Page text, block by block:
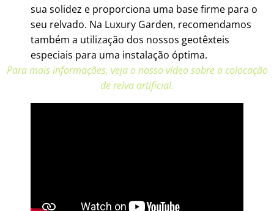
sua solidez e proporciona uma base firme para o
seu relvado. Na Luxury Garden, recomendamos
também a utilização dos nossos geotêxteis
especiais para uma instalação óptima.
Para mais informações, veja o nosso vídeo sobre a colocação
de relva artificial.